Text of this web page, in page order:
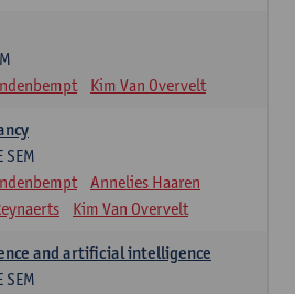
Kim Van Overvelt
SEM
Annelies Haaren
Kim Van Overvelt
and artificial intelligence
SEM